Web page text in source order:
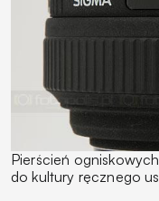
Pierścień
do kultury ręcznego